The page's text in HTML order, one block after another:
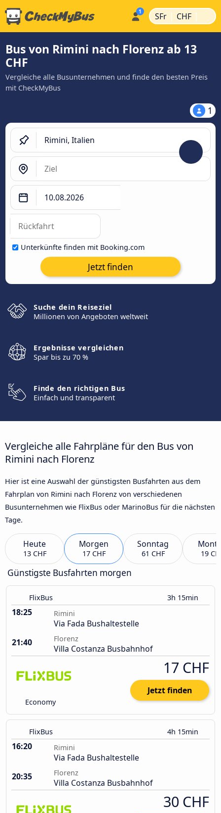
SFr | CHF |
Bus von Rimini nach Florenz ab 13
CHF
Vergleiche alle Busunternehmen und finde den besten Preis
mit CheckMyBus
1
Unterkünfte finden mit Booking.com
Jetzt finden
Suche dein Reiseziel
Millionen von Angeboten weltweit
Ergebnisse vergleichen
Spar bis zu 70 %
Finde den richtigen Bus
Einfach und transparent
Vergleiche alle Fahrpläne für den Bus von
Rimini nach Florenz
Hier ist eine Auswahl der günstigsten Busfahrten aus dem
Fahrplan von Rimini nach Florenz von verschiedenen
Busunternehmen wie FlixBus oder MarinoBus für die nächsten
Tage.
Heute
13 CHF
Morgen
17 CHF
Sonntag
61 CHF 19
Günstigste Busfahrten morgen
FlixBus 3h 15min
18:25 Rimini
Via Fada Bushaltestelle
21:40
Florenz
Villa Costanza Busbahnhof
Economy
17 CHF
Jetzt finden
FlixBus 4h 15min
16:20 Rimini
Via Fada Bushaltestelle
20:35
Florenz
Villa Costanza Busbahnhof
30 CHF